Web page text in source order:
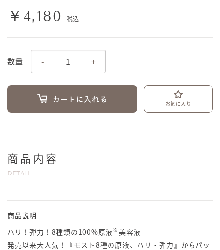
￥4,180 税込
数量 - +
カートに入れる お気に入り
商品内容
DETAIL
商品説明
ハリ！弾力！8種類の100%原液※ 美容液
発売以来大人気！『モスト8種の原液、ハリ・弾力』からパッ